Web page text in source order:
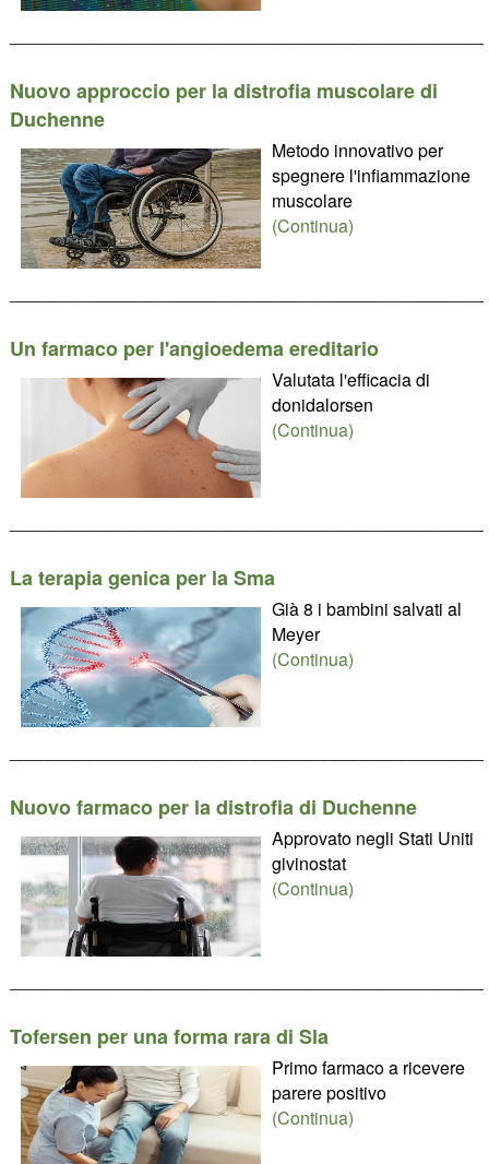
Nuovo approccio per la distrofia muscolare di
Duchenne
Metodo innovativo per
spegnere l'infiammazione
muscolare
(Continua)
Un farmaco per l'angioedema ereditario
Valutata l'efficacia di
donidalorsen
(Continua)
La terapia genica per la Sma
Già 8 i bambini salvati al
Meyer
(Continua)
Nuovo farmaco per la distrofia di Duchenne
Approvato negli Stati Uniti
givinostat
(Continua)
Tofersen per una forma rara di Sla
Primo farmaco a ricevere
parere positivo
(Continua)